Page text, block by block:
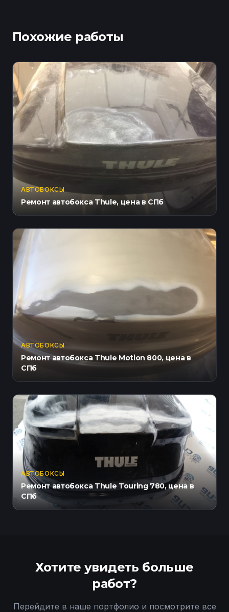
Похожие работы
АВТОБОКСЫ
Ремонт автобокса Thule, цена в СПб
АВТОБОКСЫ
Ремонт автобокса Thule Motion 800, цена в
СПб
АВТОБОКСЫ
Ремонт автобокса Thule Touring 780, цена в
СПб
Хотите увидеть больше
работ?
Перейдите в наше портфолио и посмотрите все